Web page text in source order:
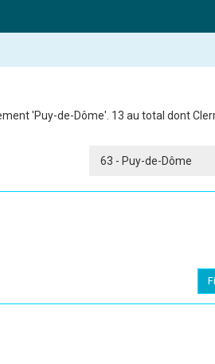
'Puy-de-Dôme'. 13 au total dont